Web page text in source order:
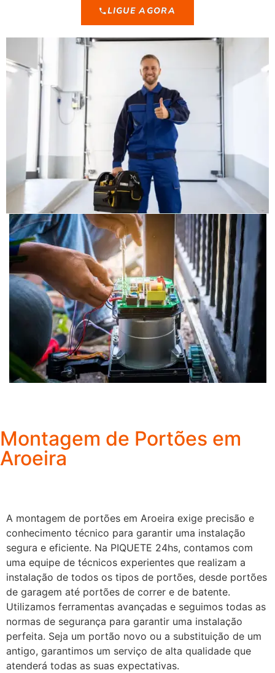
LIGUE AGORA
Montagem de Portões em
Aroeira
A montagem de portões em Aroeira exige precisão e
conhecimento técnico para garantir uma instalação
segura e eficiente. Na PIQUETE 24hs, contamos com
uma equipe de técnicos experientes que realizam a
instalação de todos os tipos de portões, desde portões
de garagem até portões de correr e de batente.
Utilizamos ferramentas avançadas e seguimos todas as
normas de segurança para garantir uma instalação
perfeita. Seja um portão novo ou a substituição de um
antigo, garantimos um serviço de alta qualidade que
atenderá todas as suas expectativas.